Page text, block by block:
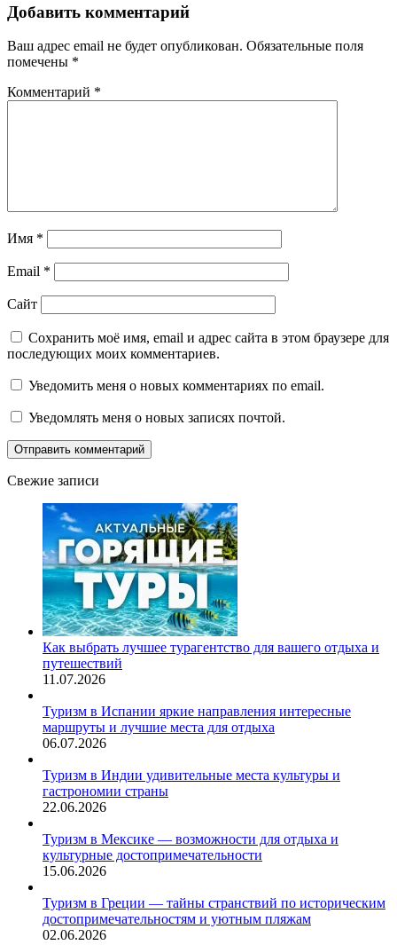
Добавить комментарий
Ваш адрес email не будет опубликован. Обязательные поля
помечены *
Комментарий *
Имя *
Email *
Сайт
Сохранить моё имя, email и адрес сайта в этом браузере для
последующих моих комментариев.
Уведомить меня о новых комментариях по email.
Уведомлять меня о новых записях почтой.
Свежие записи
Как выбрать лучшее турагентство для вашего отдыха и
путешествий
11.07.2026
Туризм в Испании яркие направления интересные
маршруты и лучшие места для отдыха
06.07.2026
Туризм в Индии удивительные места культуры и
гастрономии страны
22.06.2026
Туризм в Мексике — возможности для отдыха и
культурные достопримечательности
15.06.2026
Туризм в Греции — тайны странствий по историческим
достопримечательностям и уютным пляжам
02.06.2026